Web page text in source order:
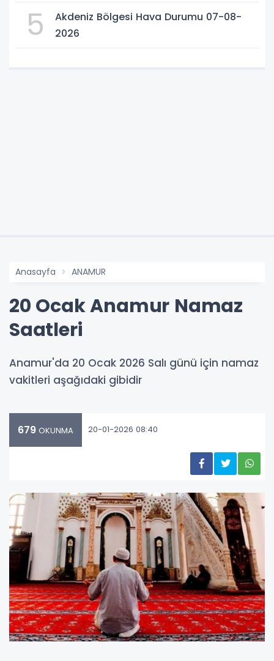
5
Akdeniz Bölgesi Hava Durumu 07-08-
2026
Anasayfa ANAMUR
20 Ocak Anamur Namaz
Saatleri
Anamur'da 20 Ocak 2026 Salı günü için namaz
vakitleri aşağıdaki gibidir
679 OKUNMA 20-01-2026 08:40